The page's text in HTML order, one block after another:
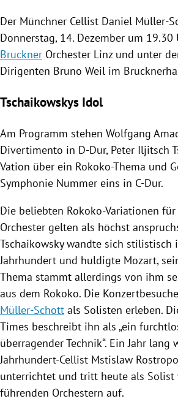
Untermenü
Untermenü
Der Münchner Cellist Daniel Müller-
Donnerstag, 14. Dezember um
Bruckner Orchester Linzund unter
Dirigenten Bruno Weil im
Tschaikowskys Idol
Am Programm stehen Wolfgang
Divertimento in D-Dur, Peter Iljitsch
Vation über ein Rokoko-Thema und
Symphonie Nummer eins in C-Dur.
Die beliebten Rokoko-Variationen
Orchester gelten als höchst
Tschaikowskywandte sich stilistisch
Jahrhundert und huldigte Mozart,
Thema stammt allerdings von ihm
aus dem Rokoko. Die
Müller-Schott als Solisten erleben.
Times beschreibt ihn als „ein
überragender Technik“. Ein Jahr lang
Jahrhundert-Cellist Mstislaw
unterrichtet und tritt heute als
führenden Orchestern auf.